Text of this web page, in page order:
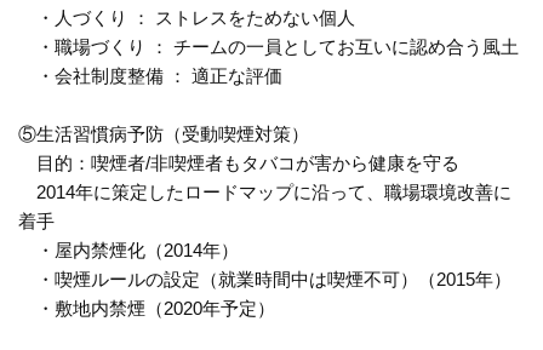
・人づくり ： ストレスをためない個人
・職場づくり ： チームの一員としてお互いに認め合う風土
・会社制度整備 ： 適正な評価
⑤生活習慣病予防（受動喫煙対策）
目的：喫煙者/非喫煙者もタバコが害から健康を守る
2014年に策定したロードマップに沿って、職場環境改善に
着手
・屋内禁煙化（2014年）
・喫煙ルールの設定（就業時間中は喫煙不可）（2015年）
・敷地内禁煙（2020年予定）